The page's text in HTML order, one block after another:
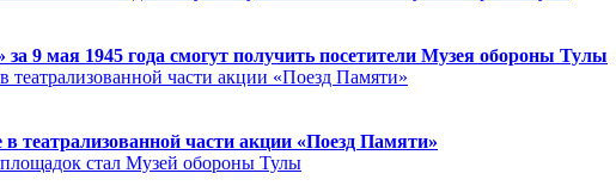
9 мая 1945 года смогут получить посетители Музея обороны Тулы
части акции «Поезд Памяти»